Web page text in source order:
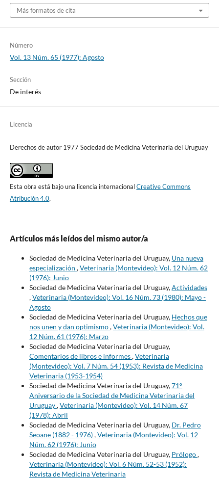
Más formatos de cita
Número
Vol. 13 Núm. 65 (1977): Agosto
Sección
De interés
Licencia
Derechos de autor 1977 Sociedad de Medicina Veterinaria del Uruguay
Esta obra está bajo una licencia internacionalCreative Commons
Atribución 4.0.
Artículos más leídos del mismo autor/a
Sociedad de Medicina Veterinaria del Uruguay, Una nueva
especialización ,Veterinaria (Montevideo): Vol. 12 Núm. 62
(1976): Junio
Sociedad de Medicina Veterinaria del Uruguay,Actividades
,Veterinaria (Montevideo): Vol. 16 Núm. 73 (1980): Mayo -
Agosto
Sociedad de Medicina Veterinaria del Uruguay, Hechos que
nos unen y dan optimismo,Veterinaria (Montevideo): Vol.
12 Núm. 61 (1976): Marzo
Sociedad de Medicina Veterinaria del Uruguay,
Comentarios de libros e informes,Veterinaria
(Montevideo): Vol. 7 Núm. 54 (1953): Revista de Medicina
Veterinaria (1953-1954)
Sociedad de Medicina Veterinaria del Uruguay,71°
Aniversario de la Sociedad de Medicina Veterinaria del
Uruguay,Veterinaria (Montevideo): Vol. 14 Núm. 67
(1978): Abril
Sociedad de Medicina Veterinaria del Uruguay, Dr. Pedro
Seoane (1882 - 1976),Veterinaria (Montevideo): Vol. 12
Núm. 62 (1976): Junio
Sociedad de Medicina Veterinaria del Uruguay, Prólogo,
Veterinaria (Montevideo): Vol. 6 Núm. 52-53 (1952):
Revista de Medicina Veterinaria